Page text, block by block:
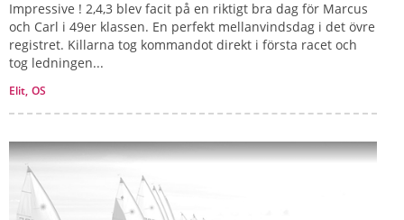
Impressive ! 2,4,3 blev facit på en riktigt bra dag för Marcus
och Carl i 49er klassen. En perfekt mellanvindsdag i det övre
registret. Killarna tog kommandot direkt i första racet och
tog ledningen...
Elit, OS